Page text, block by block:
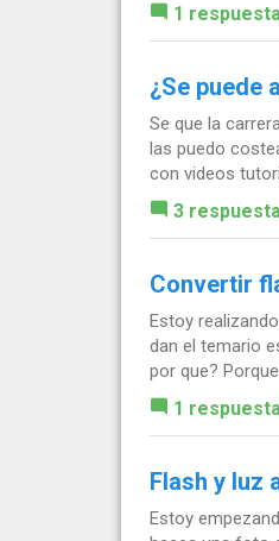
1
¿Se puede
Se que la
las puedo
con videos
3
Convertir
Estoy
dan el temario
por que?
1
Flash y luz
Estoy